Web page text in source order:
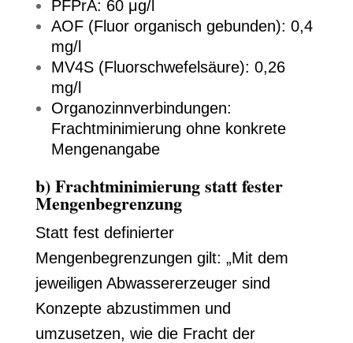
PFPrA: 60 μg/l
AOF (Fluor organisch gebunden): 0,4
mg/l
MV4S (Fluorschwefelsäure): 0,26
mg/l
Organozinnverbindungen:
Frachtminimierung ohne konkrete
Mengenangabe
b) Frachtminimierung statt fester
Mengenbegrenzung
Statt fest definierter
Mengenbegrenzungen gilt: „Mit dem
jeweiligen Abwassererzeuger sind
Konzepte abzustimmen und
umzusetzen, wie die Fracht der